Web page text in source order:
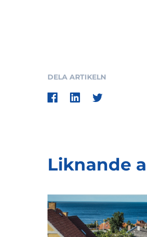
DELA ARTIKELN
Liknande